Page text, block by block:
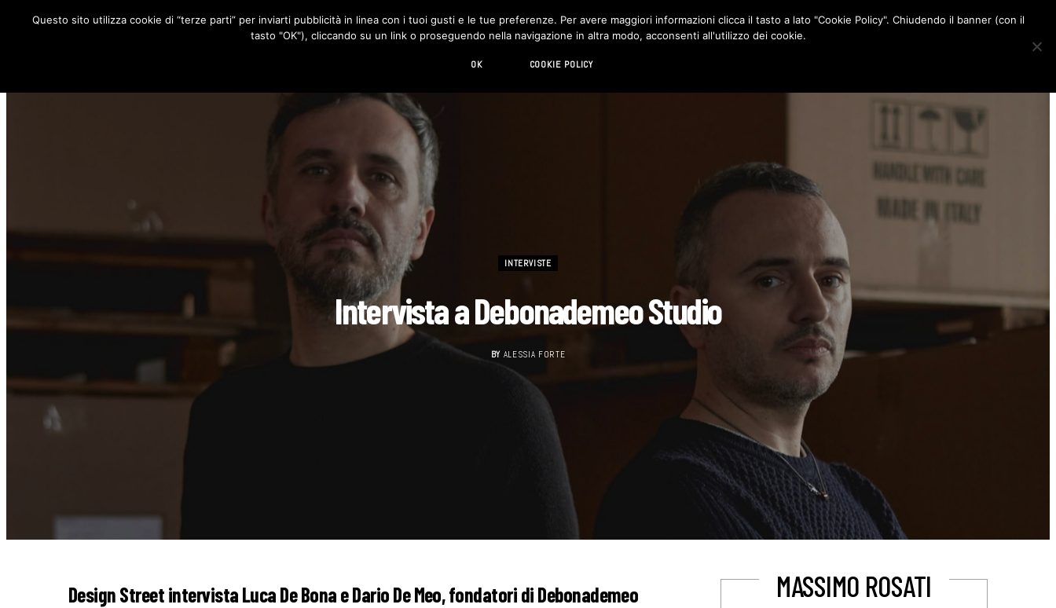
RUBRICHE DESIGN LIVING HI-TECH CHI SIAMO CONTATTI
o
g
r
m
r
d
INTERVISTE
Intervista a Debonademeo Studio
BY ALESSIA FORTE
Design Street intervista Luca De Bona e Dario De Meo, fondatori di Debonademeo
MASSIMO ROSATI
Questo sito utilizza cookie di “terze parti” per inviarti pubblicità in linea con i tuoi gusti e le tue preferenze. Per avere maggiori informazioni clicca il tasto a lato "Cookie Policy". Chiudendo il banner (con il
tasto "OK"), cliccando su un link o proseguendo nella navigazione in altra modo, acconsenti all'utilizzo dei cookie.
OK COOKIE POLICY